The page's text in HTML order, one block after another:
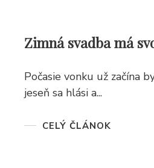
Zimná svadba má
Počasie vonku už začína
jeseň sa hlási a...
CELÝ ČLÁNOK